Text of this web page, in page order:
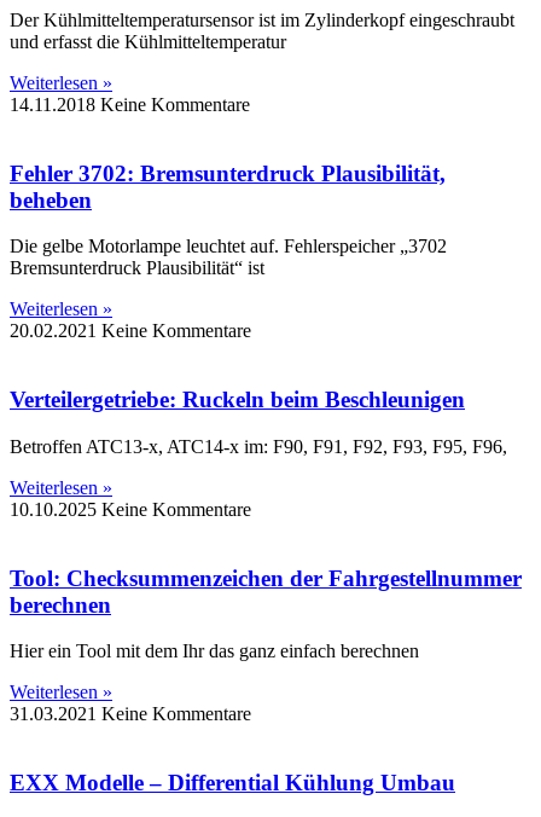
Der Kühlmitteltemperatursensor ist im Zylinderkopf eingeschraubt
und erfasst die Kühlmitteltemperatur
Weiterlesen »
14.11.2018 Keine Kommentare
Fehler 3702: Bremsunterdruck Plausibilität,
beheben
Die gelbe Motorlampe leuchtet auf. Fehlerspeicher „3702
Bremsunterdruck Plausibilität“ ist
Weiterlesen »
20.02.2021 Keine Kommentare
Verteilergetriebe: Ruckeln beim Beschleunigen
Betroffen ATC13-x, ATC14-x im: F90, F91, F92, F93, F95, F96,
Weiterlesen »
10.10.2025 Keine Kommentare
Tool: Checksummenzeichen der Fahrgestellnummer
berechnen
Hier ein Tool mit dem Ihr das ganz einfach berechnen
Weiterlesen »
31.03.2021 Keine Kommentare
EXX Modelle – Differential Kühlung Umbau